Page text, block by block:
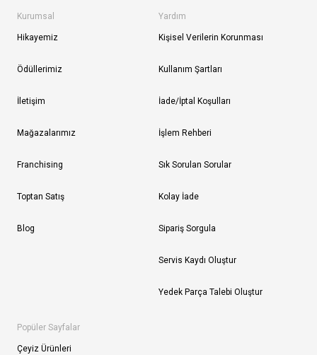
Kurumsal
Hikayemiz
Ödüllerimiz
İletişim
Mağazalarımız
Franchising
Toptan Satış
Blog
Yardım
Kişisel Verilerin Korunması
Kullanım Şartları
İade/İptal Koşulları
İşlem Rehberi
Sık Sorulan Sorular
Kolay İade
Sipariş Sorgula
Servis Kaydı Oluştur
Yedek Parça Talebi Oluştur
Popüler Sayfalar
Çeyiz Ürünleri